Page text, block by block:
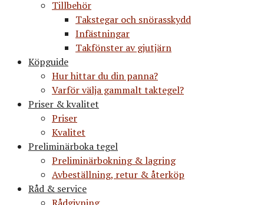
Tillbehör
Takstegar och snörasskydd
Infästningar
Takfönster av gjutjärn
Köpguide
Hur hittar du din panna?
Varför välja gammalt taktegel?
Priser & kvalitet
Priser
Kvalitet
Preliminärboka tegel
Preliminärbokning & lagring
Avbeställning, retur & återköp
Råd & service